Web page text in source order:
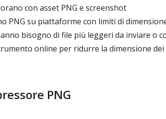
con asset PNG e screenshot
PNG su piattaforme con limiti di
bisogno di file più leggeri da inviare o
online per ridurre la dimensione dei
PNG